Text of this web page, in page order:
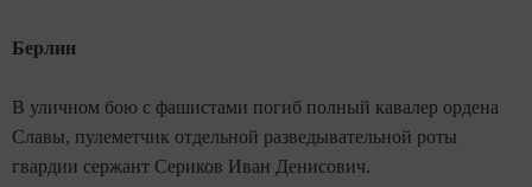
Берлин
В уличном бою с фашистами погиб полный кавалер ордена
Славы, пулемeтчик отдельной разведывательной роты
гвардии сержант Сериков Иван Денисович.